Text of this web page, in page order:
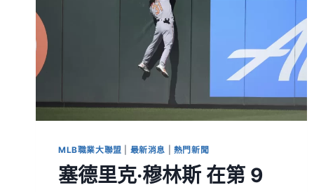
MLB職業大聯盟 最新消息 熱門新聞
塞德里克·穆林斯 在第 9